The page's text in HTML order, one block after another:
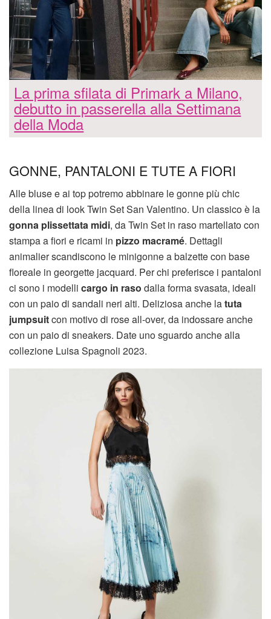
La prima sfilata di Primark a Milano,
debutto in passerella alla Settimana
della Moda
GONNE, PANTALONI E TUTE A FIORI
Alle bluse e ai top potremo abbinare le gonne più chic
della linea di look Twin Set San Valentino. Un classico è la
gonna plissettata midi, da Twin Set in raso martellato con
stampa a fiori e ricami in pizzo macramé. Dettagli
animalier scandiscono le minigonne a balzette con base
floreale in georgette jacquard. Per chi preferisce i pantaloni
ci sono i modelli cargo in raso dalla forma svasata, ideali
con un paio di sandali neri alti. Deliziosa anche latuta
jumpsuitcon motivo di rose all-over, da indossare anche
con un paio di sneakers. Date uno sguardo anche alla
collezione Luisa Spagnoli 2023.